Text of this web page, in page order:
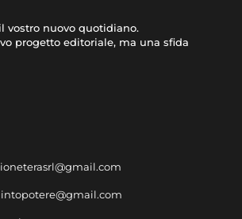
vostro nuovo quotidiano.
progetto editoriale, ma una sfida